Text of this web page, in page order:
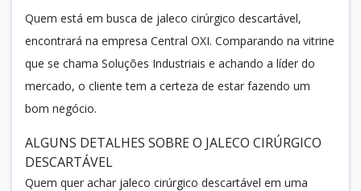
Quem está em busca de jaleco cirúrgico descartável,
encontrará na empresa Central OXI. Comparando na vitrine
que se chama Soluções Industriais e achando a líder do
mercado, o cliente tem a certeza de estar fazendo um
bom negócio.
ALGUNS DETALHES SOBRE O JALECO CIRÚRGICO
DESCARTÁVEL
Quem quer achar jaleco cirúrgico descartável em uma